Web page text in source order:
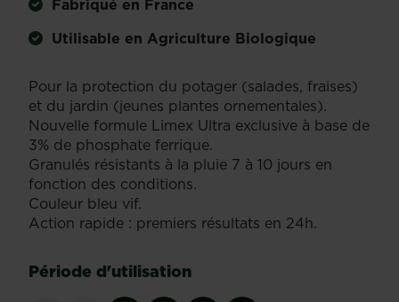
Fabriqué en France
Utilisable en Agriculture Biologique
Pour la protection du potager (salades, fraises)
et du jardin (jeunes plantes ornementales).
Nouvelle formule Limex Ultra exclusive à base de
3% de phosphate ferrique.
Granulés résistants à la pluie 7 à 10 jours en
fonction des conditions.
Couleur bleu vif.
Action rapide : premiers résultats en 24h.
Période d'utilisation